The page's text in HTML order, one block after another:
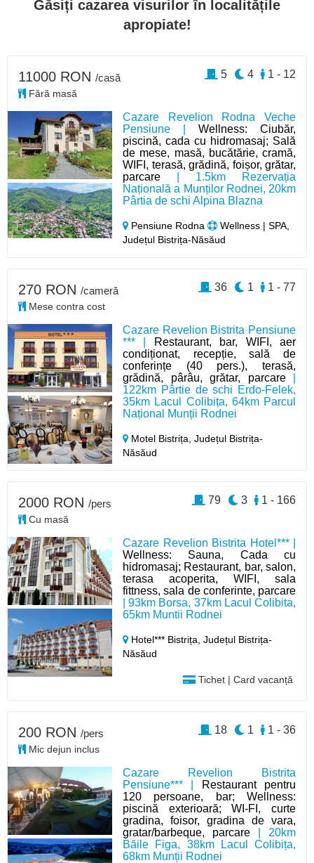
Găsiți cazarea visurilor în localitățile
apropiate!
Cazare Revelion Rodna Veche
Pensiune |Wellness: Ciubăr,
piscină, cada cu hidromasaj; Sală
de mese, masă, bucătărie, cramă,
WIFI, terasă, grădină, foișor, grătar,
parcare | 1.5km Rezervația
Națională a Munților Rodnei, 20km
Pârtia de schi Alpina Blazna
Pensiune Rodna
Wellness | SPA,
Județul Bistrița-Năsăud
11000 RON /casă
Fără masă
1 - 12
4
5
Cazare Revelion Bistrita Pensiune
*** |
Restaurant, bar, WIFI, aer
condiționat, recepție, sală de
conferințe (40 pers.), terasă,
grădină, pârâu, grătar, parcare|
122km Pârtie de schi Erdo-Felek,
35km Lacul Colibița, 64km Parcul
Național Munții Rodnei
Motel Bistrița,Județul Bistrița-
Năsăud
270 RON /cameră
Mese contra cost
1 - 77
1
36
Cazare Revelion Bistrita Hotel*** |
Wellness: Sauna, Cada cu
hidromasaj; Restaurant, bar, salon,
terasa acoperita, WIFI, sala
fittness, sala de conferinte, parcare
| 93km Borsa, 37km Lacul Colibita,
65km Muntii Rodnei
Hotel*** Bistrița,Județul Bistrița-
Năsăud
Tichet | Card vacanță
2000 RON /pers
Cu masă
1 - 166
3
79
Cazare Revelion Bistrita
Pensiune*** |
Restaurant pentru
120 persoane, bar; Wellness:
piscină exterioară; WI-FI, curte
gradina, foisor, gradina de vara,
gratar/barbeque, parcare | 20km
Băile Figa, 38km Lacul Colibița,
68km Munții Rodnei
200 RON /pers
Mic dejun inclus
1 - 36
1
18